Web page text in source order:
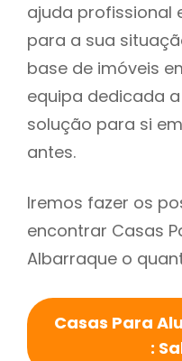
ajuda profissional
para a sua
base de imóveis
equipa dedicada
solução para si
antes.
Iremos fazer os
encontrar Casas
Albarraque o
Casas Para
: